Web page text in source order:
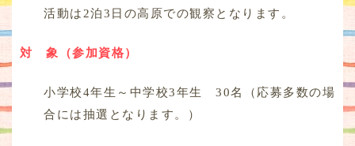
活動は2泊3日の高原での観察となります。
対 象（参加資格）
小学校4年生～中学校3年生 30名（応募多数の場
合には抽選となります。）